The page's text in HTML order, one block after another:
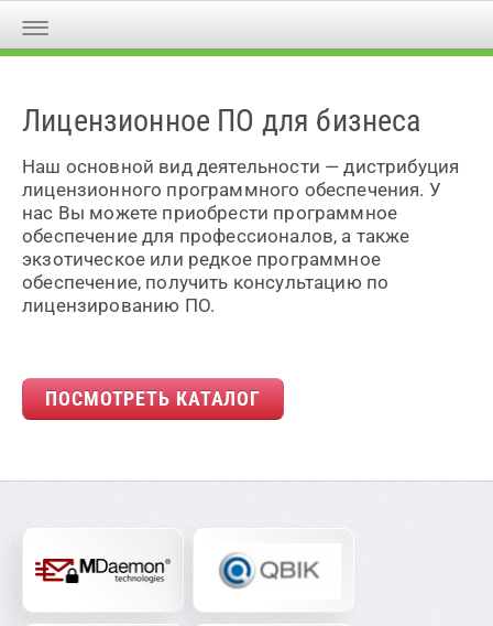
Лицензионное ПО для бизнеса
Наш основной вид деятельности — дистрибуция
лицензионного программного обеспечения. У
нас Вы можете приобрести программное
обеспечение для профессионалов, а также
экзотическое или редкое программное
обеспечение, получить консультацию по
лицензированию ПО.
ПОСМОТРЕТЬ КАТАЛОГ